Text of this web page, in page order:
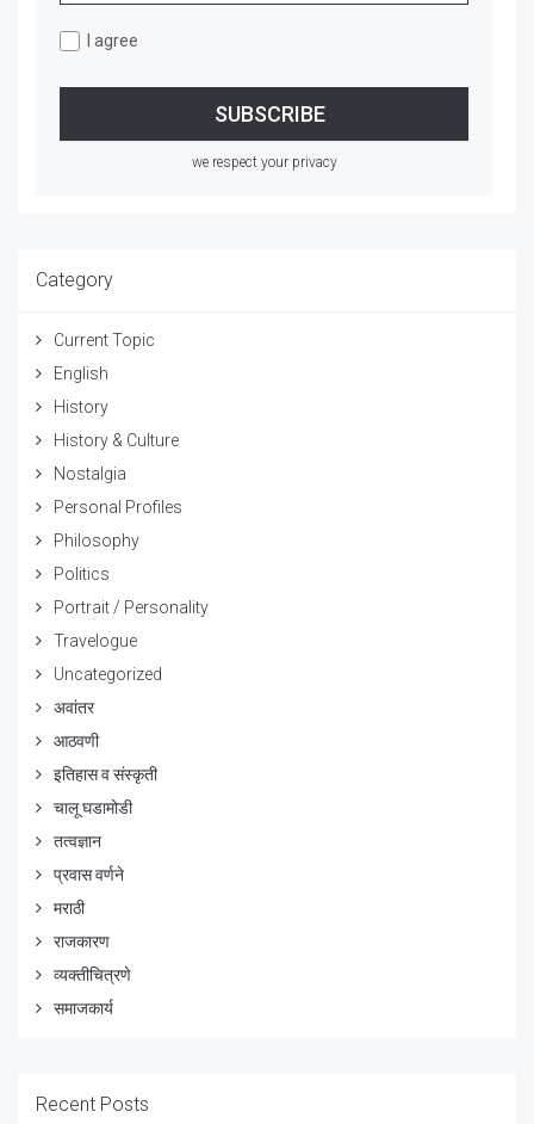
I agree
we respect your privacy
Category
Current Topic
English
History
History & Culture
Nostalgia
Personal Profiles
Philosophy
Politics
Portrait / Personality
Travelogue
Uncategorized
अवांतर
आठवणी
इतिहास व संस्कृती
चालू घडामोडी
तत्वज्ञान
प्रवास वर्णने
मराठी
राजकारण
व्यक्तीचित्रणे
समाजकार्य
Recent Posts